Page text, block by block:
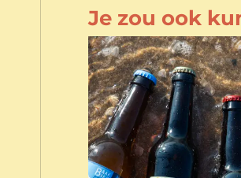
Je zou ook